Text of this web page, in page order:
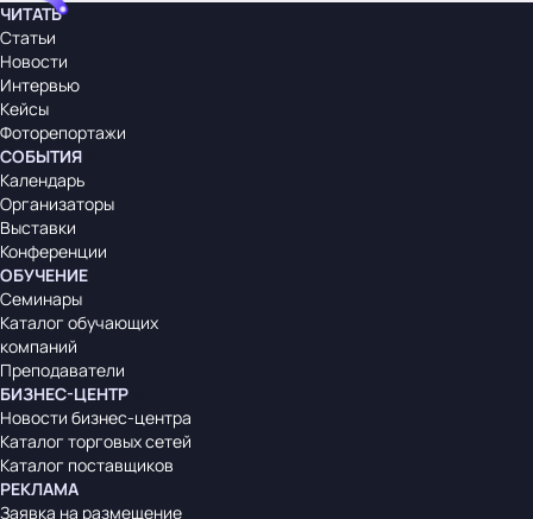
ЧИТАТЬ
Статьи
Новости
Интервью
Кейсы
Фоторепортажи
СОБЫТИЯ
Календарь
Организаторы
Выставки
Конференции
ОБУЧЕНИЕ
Семинары
Каталог обучающих
компаний
Преподаватели
БИЗНЕС-ЦЕНТР
Новости бизнес-центра
Каталог торговых сетей
Каталог поставщиков
РЕКЛАМА
Заявка на размещение